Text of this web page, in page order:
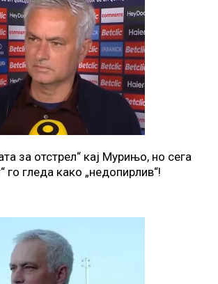
за отстрел“ кај Мурињо, но сега
го гледа како „недопирлив“!